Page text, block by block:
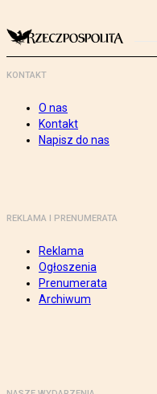
KONTAKT
O nas
Kontakt
Napisz do nas
REKLAMA I PRENUMERATA
Reklama
Ogłoszenia
Prenumerata
Archiwum